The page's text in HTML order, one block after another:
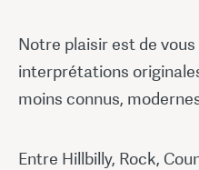
Notre plaisir est de
interprétations
moins connus,
Entre Hillbilly, Rock,